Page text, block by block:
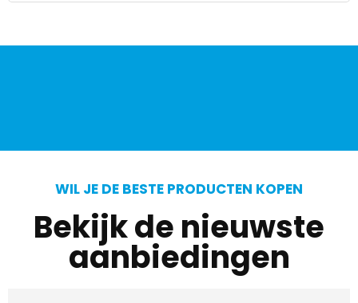
WIL JE DE BESTE PRODUCTEN KOPEN
Bekijk de nieuwste
aanbiedingen